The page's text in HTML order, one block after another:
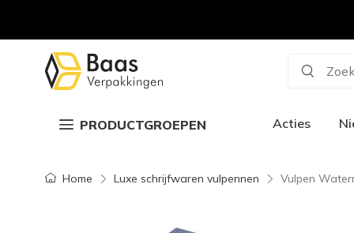
PRODUCTGROEPEN Acties
Home Luxe schrijfwaren vulpennen Vulpen